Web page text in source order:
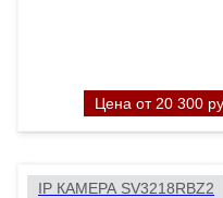
Цена от 20 300
IP КАМЕРА SV3218RBZ2